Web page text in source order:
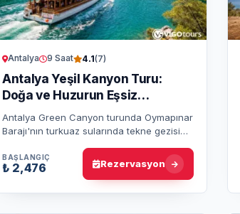
Antalya 9 Saat 4.1(7)
Antalya Yeşil Kanyon Turu:
Doğa ve Huzurun Eşsiz
Buluşması
Antalya Green Canyon turunda Oymapınar
Barajı'nın turkuaz sularında tekne gezisi
molaları ve öğle yemeği dahil…
BAŞLANGIÇ
₺ 2,476 Rezervasyon